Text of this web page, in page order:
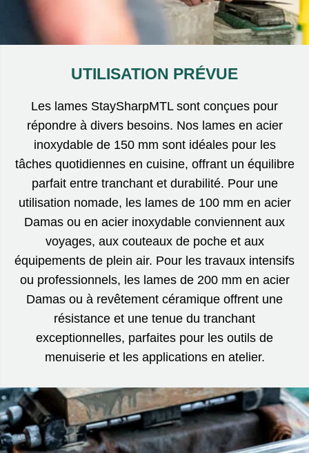
UTILISATION PRÉVUE
Les lames StaySharpMTL sont conçues pour
répondre à divers besoins. Nos lames en acier
inoxydable de 150 mm sont idéales pour les
tâches quotidiennes en cuisine, offrant un équilibre
parfait entre tranchant et durabilité. Pour une
utilisation nomade, les lames de 100 mm en acier
Damas ou en acier inoxydable conviennent aux
voyages, aux couteaux de poche et aux
équipements de plein air. Pour les travaux intensifs
ou professionnels, les lames de 200 mm en acier
Damas ou à revêtement céramique offrent une
résistance et une tenue du tranchant
exceptionnelles, parfaites pour les outils de
menuiserie et les applications en atelier.